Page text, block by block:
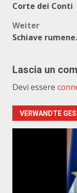
Corte dei Conti
Weiter
Schiave
Lascia un
Devi essere
VERWANDTE